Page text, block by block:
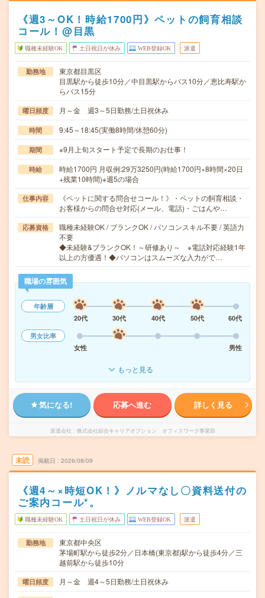
《週3～OK！時給1700円》ペットの飼育相談
コール！@目黒
職種未経験OK 土日祝日が休み WEB登録OK 派遣
勤務地
東京都目黒区
目黒駅から徒歩10分／中目黒駅からバス10分／恵比寿駅か
らバス15分
曜日頻度 月～金 週3～5日勤務/土日祝休み
時間 9:45～18:45(実働8時間/休憩60分)
期間 ※9月上旬スタート予定で長期のお仕事！
時給
時給1700円 月収例:29万3250円(時給1700円×8時間×20日
+残業10時間)※週5の場合
仕事内容
《ペットに関する問合せコール！》・ペットの飼育相談・
お客様からの問合せ対応(メール、電話)・ごはんや…
応募資格
職種未経験OK / ブランクOK / パソコンスキル不要 / 英語力
不要
◆未経験&ブランクOK！～研修あり～ ※電話対応経験1年
以上の方優遇！◆パソコンはスムーズな入力がで…
職場の雰囲気
年齢層
20代
30代 40代 50代
60代
男女比率
女性
男性
もっと見る
気になる! 応募へ進む 詳しく見る
派遣会社 株式会社綜合キャリアオプション オフィスワーク事業部
未読 掲載日 2026/08/09
《週4～×時短OK！》ノルマなし〇資料送付の
ご案内コール*。
職種未経験OK 土日祝日が休み WEB登録OK 派遣
勤務地
東京都中央区
茅場町駅から徒歩2分／日本橋(東京都)駅から徒歩4分／三
越前駅から徒歩10分
曜日頻度 月～金 週4～5日勤務/土日祝休み